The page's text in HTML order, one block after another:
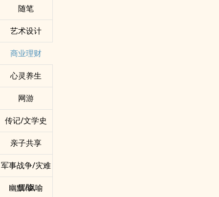
随笔
艺术设计
商业理财
心灵养生
网游
传记/文学史
亲子共享
军事战争/灾难
冒险
幽默/讽喻